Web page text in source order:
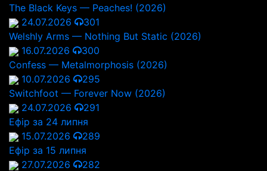
The Black Keys — Peaches! (2026)
24.07.2026
301
Welshly Arms — Nothing But Static (2026)
16.07.2026
300
Confess — Metalmorphosis (2026)
10.07.2026
295
Switchfoot — Forever Now (2026)
24.07.2026
291
Ефір за 24 липня
15.07.2026
289
Ефір за 15 липня
27.07.2026
282